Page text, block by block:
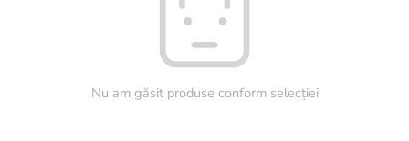
Nu am găsit produse conform selecției